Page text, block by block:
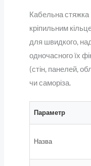
Кабельна стяжка
кріпильним
для швидкого,
одночасного їх
(стін, панелей,
чи саморіза.
Параметр
Назва